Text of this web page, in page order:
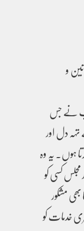
و
نے جس
دل اور
ہوں۔ یہ وہ
کسی کو
مشکور
خدمات کو